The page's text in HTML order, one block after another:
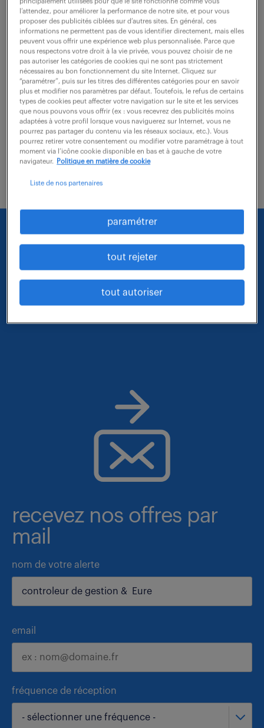
Au sein de la Direction Financière, vous intervenez en
tant qu'Assistant Contrôle de Gestion (f/h) pour
assurer une continuité de service fluide lors d'un
remplacement d'une durée initiale d'un...
voir l'offre
Nous faisons le maximum pour trouver un emploi
qui vous correspond parmi nos offres :
- métier et compétences : controleur de gestion
recevez nos offres par
mail
nom de votre alerte
email
fréquence de réception
- sélectionner une fréquence -
principalement utilisées pour que le site fonctionne comme vous
l’attendez, pour améliorer la performance de notre site, et pour vous
proposer des publicités ciblées sur d’autres sites. En général, ces
informations ne permettent pas de vous identifier directement, mais elles
peuvent vous offrir une expérience web plus personnalisée. Parce que
nous respectons votre droit à la vie privée, vous pouvez choisir de ne
pas autoriser les catégories de cookies qui ne sont pas strictement
nécessaires au bon fonctionnement du site Internet. Cliquez sur
“paramétrer”, puis sur les titres des différentes catégories pour en savoir
plus et modifier nos paramètres par défaut. Toutefois, le refus de certains
types de cookies peut affecter votre navigation sur le site et les services
que nous pouvons vous offrir (ex : vous recevrez des publicités moins
adaptées à votre profil lorsque vous naviguerez sur Internet, vous ne
pourrez pas partager du contenu via les réseaux sociaux, etc.). Vous
pourrez retirer votre consentement ou modifier votre paramétrage à tout
moment via l’icône cookie disponible en bas et à gauche de votre
navigateur.
Politique en matière de cookie
Liste de nos partenaires
paramétrer
tout rejeter
tout autoriser